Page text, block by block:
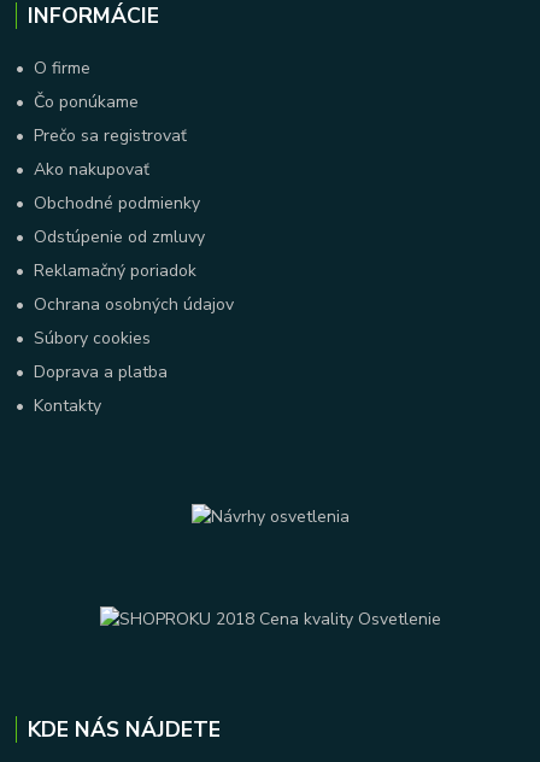
INFORMÁCIE
• O firme
• Čo ponúkame
•Prečo sa registrovať
•Ako nakupovať
• Obchodné podmienky
• Odstúpenie od zmluvy
•Reklamačný poriadok
• Ochrana osobných údajov
•Súbory cookies
•Doprava a platba
•Kontakty
KDE NÁS NÁJDETE